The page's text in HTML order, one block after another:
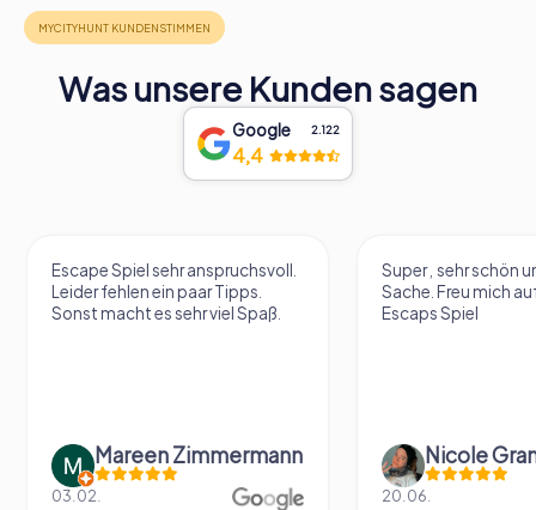
Was unsere Kunden sagen
Google 2.122
4,4
Escape Spiel sehr anspruchsvoll.
Leider fehlen ein paar Tipps.
Sonst macht es sehr viel Spaß.
Mareen Zimmermann
03.02.
Super , sehr schön
Sache. Freu mich
Escaps Spiel
Nicole
20.06.